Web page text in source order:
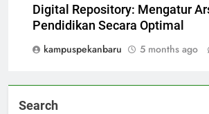
Digital Repository: Mengatur
Pendidikan Secara Optimal
kampuspekanbaru
5 months ago
Search